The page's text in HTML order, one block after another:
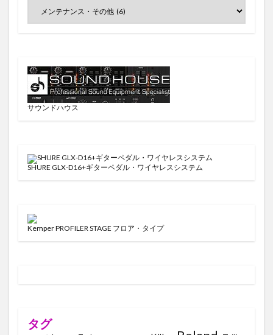
サウンドハウス
SHURE GLX-D16+ギターペダル・ワイヤレスシステム
Kemper PROFILER STAGE フロア・タイプ
タグ